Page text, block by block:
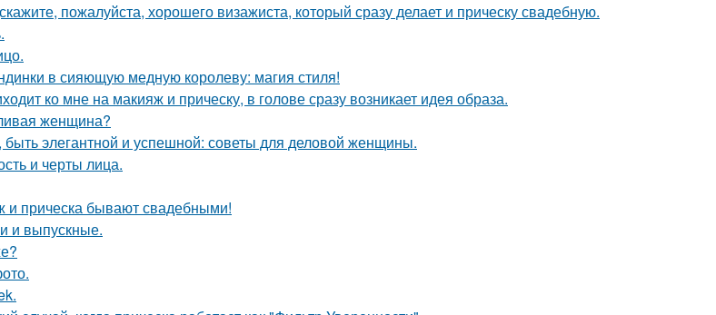
пожалуйста, хорошего визажиста, который сразу делает и прическу свадебную.
в сияющую медную королеву: магия стиля!
ко мне на макияж и прическу, в голове сразу возникает идея образа.
женщина?
быть элегантной и успешной: советы для деловой женщины.
и черты лица.
и прическа бывают свадебными!
и выпускные.